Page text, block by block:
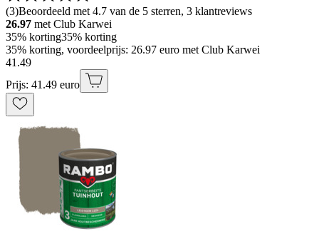
(3)Beoordeeld met 4.7 van de 5 sterren, 3 klantreviews
26.97 met Club Karwei
35% korting35% korting
35% korting, voordeelprijs: 26.97 euro met Club Karwei
41 .49
Prijs: 41.49 euro